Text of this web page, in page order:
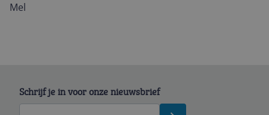
Mel
Schrijf je in voor onze nieuwsbrief